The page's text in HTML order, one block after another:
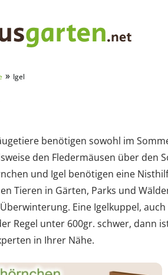
» Igel
benötigen sowohl im
den Fledermäusen über den
und Igel benötigen eine
Tieren in Gärten, Parks und
Eine Igelkuppel,
Regel unter 600gr. schwer, dann
in Ihrer Nähe.